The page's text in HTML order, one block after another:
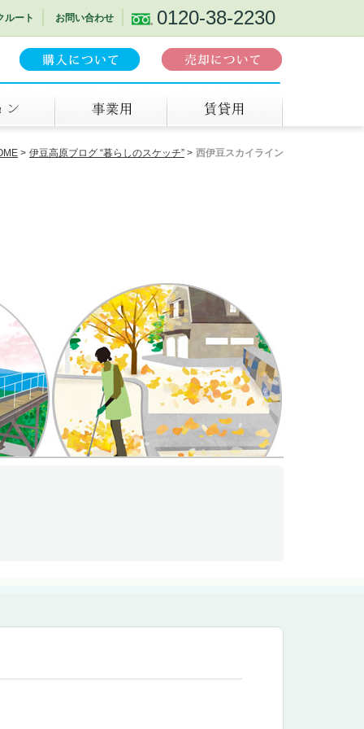
ルート お問い合わせ 0120-38-2230
伊豆高原ブログ “暮らしのスケッチ” 西伊豆スカイライン